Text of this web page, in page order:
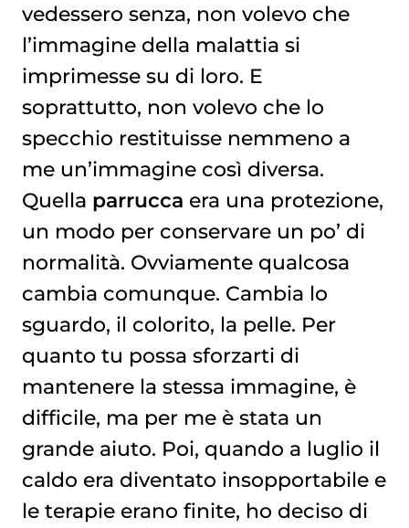
vedessero senza, non volevo che
l’immagine della malattia si
imprimesse su di loro. E
soprattutto, non volevo che lo
specchio restituisse nemmeno a
me un’immagine così diversa.
Quella parrucca era una protezione,
un modo per conservare un po’ di
normalità. Ovviamente qualcosa
cambia comunque. Cambia lo
sguardo, il colorito, la pelle. Per
quanto tu possa sforzarti di
mantenere la stessa immagine, è
difficile, ma per me è stata un
grande aiuto. Poi, quando a luglio il
caldo era diventato insopportabile e
le terapie erano finite, ho deciso di